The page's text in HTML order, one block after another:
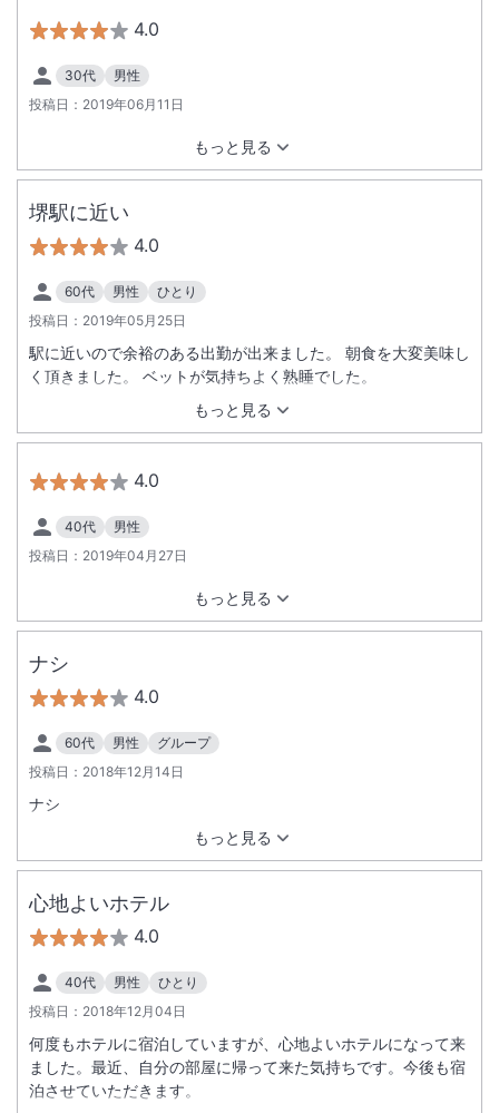
4.0
30代
男性
投稿日： 2019年06月11日
もっと見る
堺駅に近い
4.0
60代 男性
ひとり
投稿日： 2019年05月25日
もっと見る
駅に近いので余裕のある出勤が出来ました。 朝食を大変美味し
く頂きました。 ベットが気持ちよく熟睡でした。
4.0
40代
男性
投稿日： 2019年04月27日
もっと見る
ナシ
4.0
60代 男性
グループ
投稿日： 2018年12月14日
もっと見る
ナシ
心地よいホテル
4.0
40代 男性
ひとり
投稿日： 2018年12月04日
何度もホテルに宿泊していますが、心地よいホテルになって来
ました。最近、自分の部屋に帰って来た気持ちです。今後も宿
泊させていただきます。